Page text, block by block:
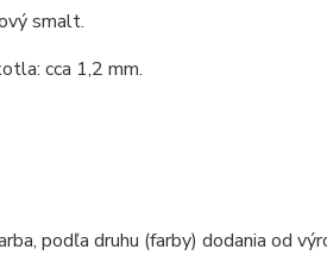
smalt.
cca 1,2 mm.
podľa druhu (farby) dodania od